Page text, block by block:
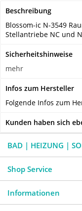
Beschreibung
Blossom-ic N-3549
Stellantriebe NC und
Sicherheitshinweise
mehr
Infos zum Hersteller
Folgende Infos zum
Kunden haben sich
BAD | HEIZUNG |
Shop Service
Informationen